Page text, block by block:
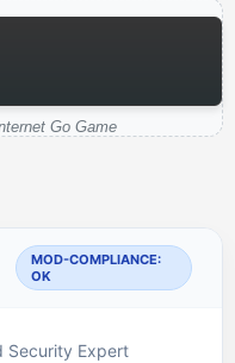
Go Game
MOD-COMPLIANCE:
OK
Expert